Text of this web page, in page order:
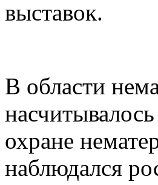
выставок.
В области
охране
наблюдался